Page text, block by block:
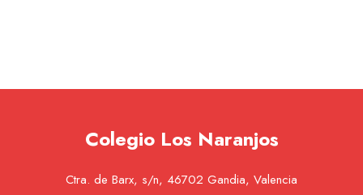
Colegio Los Naranjos
Ctra. de Barx, s/n, 46702 Gandia, Valencia